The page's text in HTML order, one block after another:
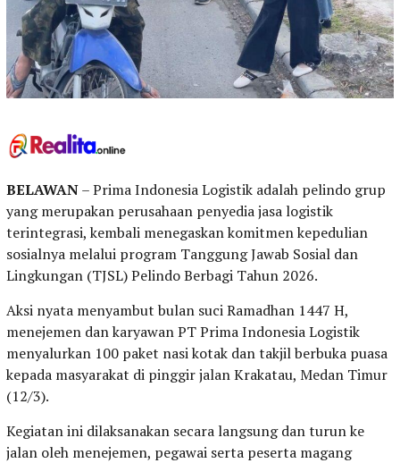
BELAWAN– Prima Indonesia Logistik adalah pelindo grup
yang merupakan perusahaan penyedia jasa logistik
terintegrasi, kembali menegaskan komitmen kepedulian
sosialnya melalui program Tanggung Jawab Sosial dan
Lingkungan (TJSL) Pelindo Berbagi Tahun 2026.
Aksi nyata menyambut bulan suci Ramadhan 1447 H,
menejemen dan karyawan PT Prima Indonesia Logistik
menyalurkan 100 paket nasi kotak dan takjil berbuka puasa
kepada masyarakat di pinggir jalan Krakatau, Medan Timur
(12/3).
Kegiatan ini dilaksanakan secara langsung dan turun ke
jalan oleh menejemen, pegawai serta peserta magang